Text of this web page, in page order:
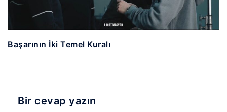
Başarının İki Temel Kuralı
Bir cevap yazın